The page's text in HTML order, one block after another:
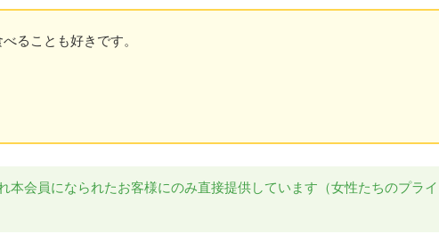
ことも好きです。
会員になられたお客様にのみ直接提供しています（女性たちのプライ